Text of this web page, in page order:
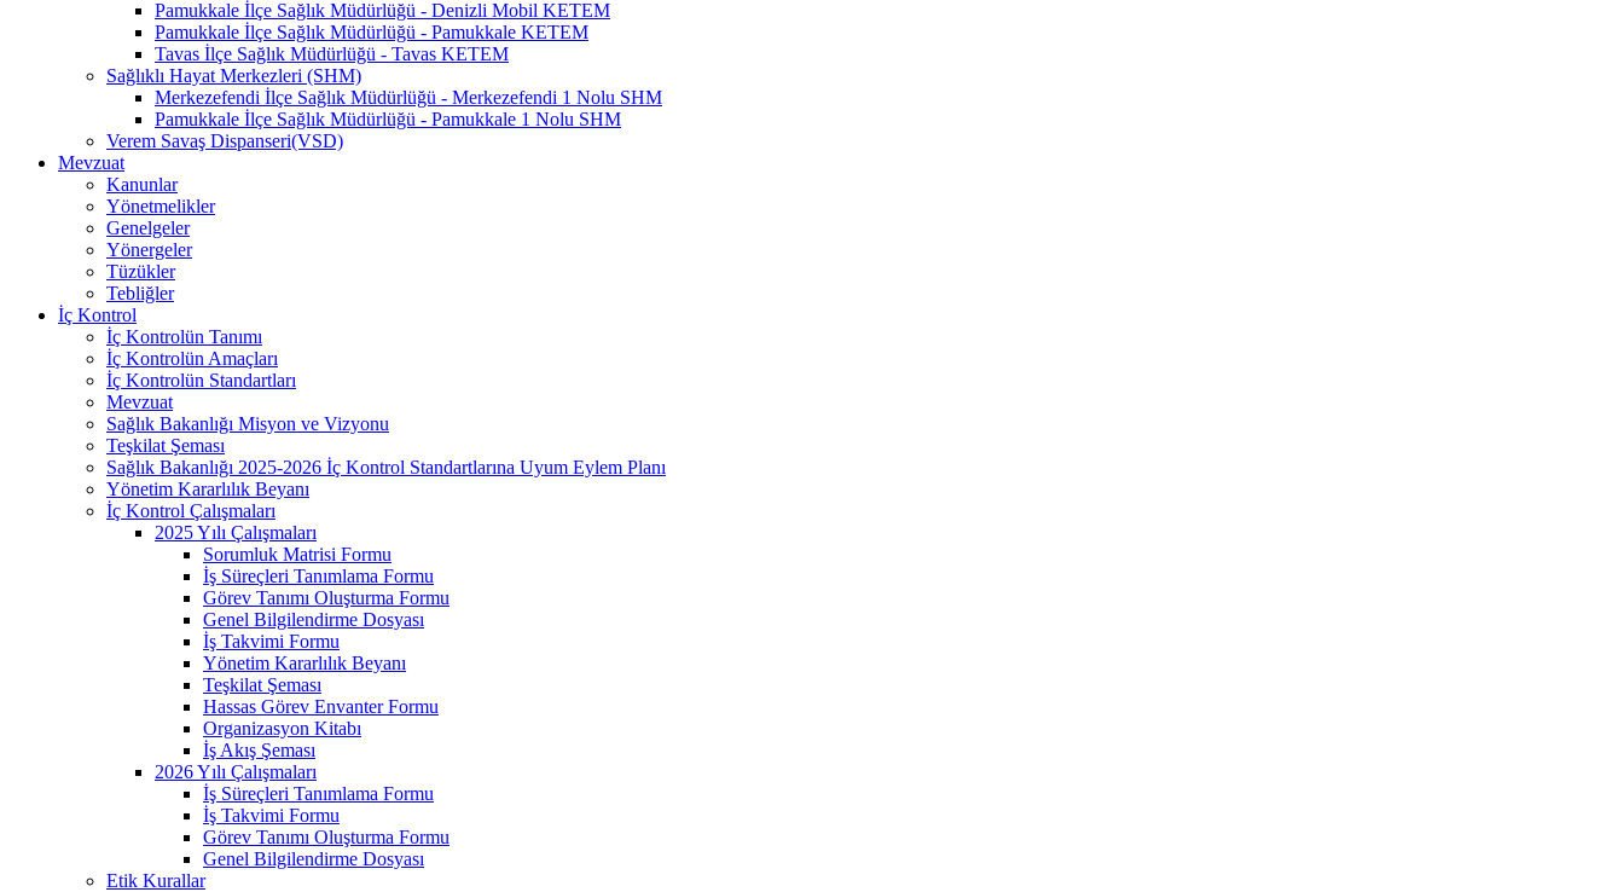
Pamukkale İlçe Sağlık Müdürlüğü - Denizli Mobil KETEM
Pamukkale İlçe Sağlık Müdürlüğü - Pamukkale KETEM
Tavas İlçe Sağlık Müdürlüğü - Tavas KETEM
Sağlıklı Hayat Merkezleri (SHM)
Merkezefendi İlçe Sağlık Müdürlüğü - Merkezefendi 1 Nolu SHM
Pamukkale İlçe Sağlık Müdürlüğü - Pamukkale 1 Nolu SHM
Verem Savaş Dispanseri(VSD)
Mevzuat
Kanunlar
Yönetmelikler
Genelgeler
Yönergeler
Tüzükler
Tebliğler
İç Kontrol
İç Kontrolün Tanımı
İç Kontrolün Amaçları
İç Kontrolün Standartları
Mevzuat
Sağlık Bakanlığı Misyon ve Vizyonu
Teşkilat Şeması
Sağlık Bakanlığı 2025-2026 İç Kontrol Standartlarına Uyum Eylem Planı
Yönetim Kararlılık Beyanı
İç Kontrol Çalışmaları
2025 Yılı Çalışmaları
Sorumluk Matrisi Formu
İş Süreçleri Tanımlama Formu
Görev Tanımı Oluşturma Formu
Genel Bilgilendirme Dosyası
İş Takvimi Formu
Yönetim Kararlılık Beyanı
Teşkilat Şeması
Hassas Görev Envanter Formu
Organizasyon Kitabı
İş Akış Şeması
2026 Yılı Çalışmaları
İş Süreçleri Tanımlama Formu
İş Takvimi Formu
Görev Tanımı Oluşturma Formu
Genel Bilgilendirme Dosyası
Etik Kurallar